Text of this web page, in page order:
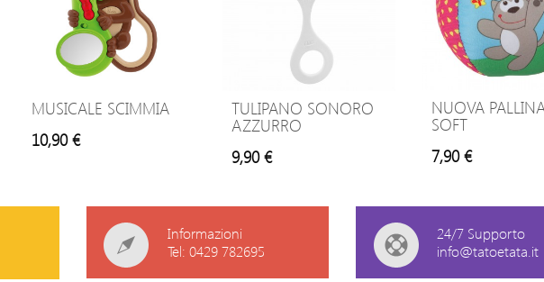
MUSICALE SCIMMIA
10,90 €
TULIPANO SONORO
AZZURRO
9,90 €
NUOVA
SOFT
7,90 €
Informazioni
Tel: 0429 782695
24/7 Supporto
info@tatoetata.it